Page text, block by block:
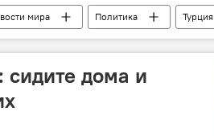
мира Политика
Турция
сидите дома и